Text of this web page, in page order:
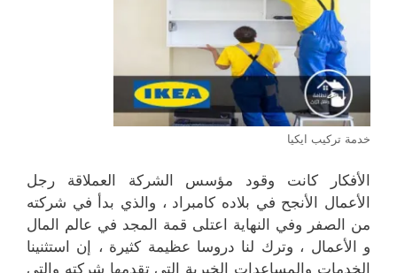
خدمة تركيب ايكيا
الأفكار كانت وقود مؤسس الشركة العملاقة رجل
الأعمال الأنجح في بلاده كامبراد ، والذي بدأ في شركته
من الصفر وفي النهاية اعتلى قمة المجد في عالم المال
و الأعمال ، وترك لنا دروسا عظيمة كثيرة ، إن استثنينا
الخدمات والمساعدات الخيرية التي تقدمها شركته والتي